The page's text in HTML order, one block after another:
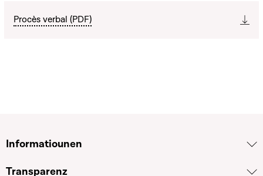
Procès verbal (PDF)
Informatiounen
Transparenz